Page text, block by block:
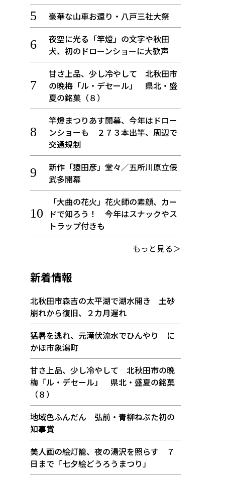
豪華な山車お還り・八戸三社大祭
夜空に光る「竿燈」の文字や秋田
犬、初のドローンショーに大歓声
甘さ上品、少し冷やして 北秋田市
の晩梅「ル・デセール」 県北・盛
夏の銘菓（８）
竿燈まつりあす開幕、今年はドロー
ンショーも ２７３本出竿、周辺で
交通規制
新作「猿田彦」堂々／五所川原立佞
武多開幕
「大曲の花火」花火師の素顔、カー
ドで知ろう！ 今年はスナックやス
トラップ付きも
もっと見る＞
新着情報
北秋田市森吉の太平湖で湖水開き 土砂
崩れから復旧、２カ月遅れ
猛暑を逃れ、元滝伏流水でひんやり に
かほ市象潟町
甘さ上品、少し冷やして 北秋田市の晩
梅「ル・デセール」 県北・盛夏の銘菓
（８）
地域色ふんだん 弘前・青柳ねぷた初の
知事賞
美人画の絵灯籠、夜の湯沢を照らす ７
日まで「七夕絵どうろうまつり」